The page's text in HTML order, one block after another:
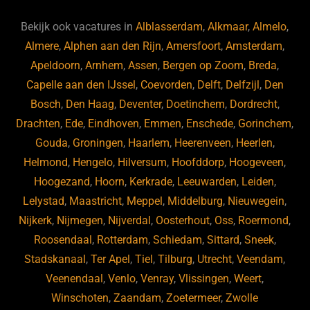
o
k
n
p
Bekijk ook vacatures inAlblasserdam,Alkmaar,Almelo,
Almere,Alphen aan den Rijn,Amersfoort,Amsterdam,
Apeldoorn,Arnhem,Assen, Bergen op Zoom, Breda,
Capelle aan den IJssel, Coevorden, Delft, Delfzijl, Den
Bosch, Den Haag, Deventer, Doetinchem, Dordrecht,
Drachten, Ede, Eindhoven, Emmen, Enschede, Gorinchem,
Gouda, Groningen, Haarlem, Heerenveen, Heerlen,
Helmond, Hengelo, Hilversum, Hoofddorp, Hoogeveen,
Hoogezand, Hoorn, Kerkrade, Leeuwarden, Leiden,
Lelystad, Maastricht, Meppel, Middelburg, Nieuwegein,
Nijkerk, Nijmegen, Nijverdal, Oosterhout, Oss, Roermond,
Roosendaal, Rotterdam, Schiedam, Sittard, Sneek,
Stadskanaal,Ter Apel,Tiel,Tilburg, Utrecht,Veendam,
Veenendaal,Venlo,Venray,Vlissingen,Weert,
Winschoten,Zaandam,Zoetermeer,Zwolle